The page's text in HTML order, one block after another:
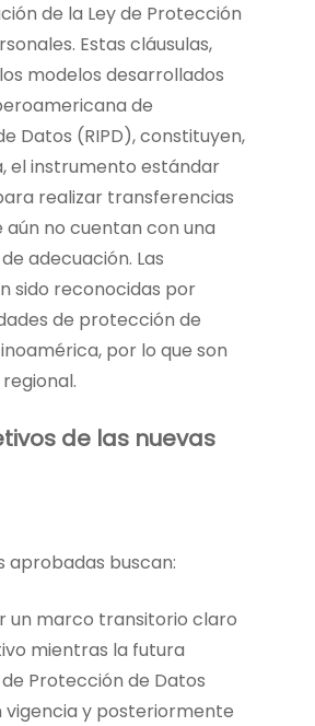
de la Ley de Protección
Estas cláusulas,
modelos desarrollados
de
Datos (RIPD), constituyen,
el instrumento estándar
realizar transferencias
aún no cuentan con una
adecuación. Las
sido reconocidas por
de protección de
por lo que son
de las nuevas
aprobadas buscan:
un marco transitorio claro
mientras la futura
Protección de Datos
vigencia y posteriormente